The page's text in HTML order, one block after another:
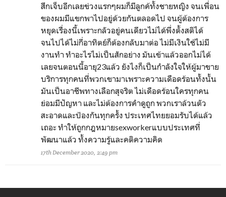
สึกเจ็บอีกเลยข่วงแรกๆผมก็มีลูกค้ทั้งชายหญิง จนเพื่อน
ของผมมีแขกพาไปอยู่ด้วยกันตลอดไป จนผู้ต้องการ
หยุดเรื่องนี้เพราะกลัวอยู่คนเดียวไม่ได้พึ่งตั้งสติได้
จนไปได้ไม่กี่อาทิตย์ก็ต้องกลับมาต่อ ไม่มีเงินใช้ไม่มี
งานทำ ทำอะไรไม่เป็นสักอย่าง มันเข้าแล้วออกไม่ได้
เลยจนตอนนี้อายุ23แล้ว ยังไงก็เป็นกำลังใจให้ผู้มาขาย
บริการทุกคนที่พวกเขามาเพราะความเดือดร้อนทั้งนั้น
มันเป็นอาชีพทางเลือกสุจริต ไม่เดือดร้อนใครทุกคน
ย่อมมีปัญหา และไม่ต้องการคำดูถูก พวกเราล้วนตัว
สะอาดและป้องกันทุกครั้ง ประเทศไทยยอมรับได้แล้ว
เถอะ ทำให้ถูกกฎหมายsexworkerแบบประเทศที่
พัฒนาแล้ว ทั้งความรู้และคติความคิด
17th December 2020, 2:49 pm